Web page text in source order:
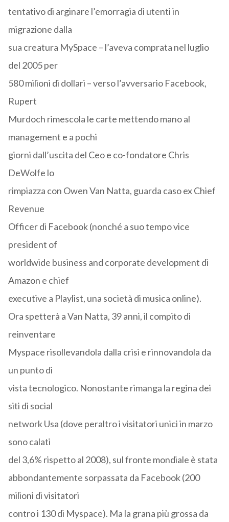
tentativo di arginare l’emorragia di utenti in
migrazione dalla
sua creatura MySpace – l’aveva comprata nel luglio
del 2005 per
580 milioni di dollari – verso l’avversario Facebook,
Rupert
Murdoch rimescola le carte mettendo mano al
management e a pochi
giorni dall’uscita del Ceo e co-fondatore Chris
DeWolfe lo
rimpiazza con Owen Van Natta, guarda caso ex Chief
Revenue
Officer di Facebook (nonché a suo tempo vice
president of
worldwide business and corporate development di
Amazon e chief
executive a Playlist, una società di musica online).
Ora spetterà a Van Natta, 39 anni, il compito di
reinventare
Myspace risollevandola dalla crisi e rinnovandola da
un punto di
vista tecnologico. Nonostante rimanga la regina dei
siti di social
network Usa (dove peraltro i visitatori unici in marzo
sono calati
del 3,6% rispetto al 2008), sul fronte mondiale è stata
abbondantemente sorpassata da Facebook (200
milioni di visitatori
contro i 130 di Myspace). Ma la grana più grossa da